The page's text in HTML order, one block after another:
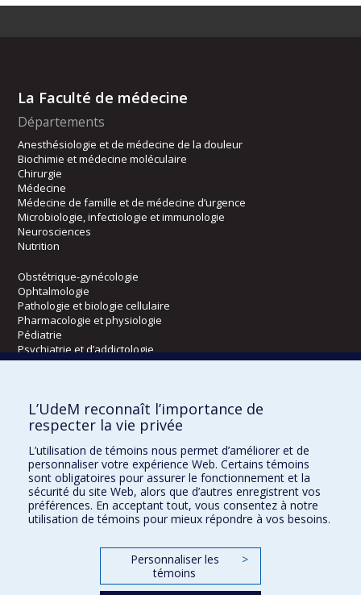
La Faculté de médecine
Départements
Anesthésiologie et de médecine de la douleur
Biochimie et médecine moléculaire
Chirurgie
Médecine
Médecine de famille et de médecine d’urgence
Microbiologie, infectiologie et immunologie
Neurosciences
Nutrition
Obstétrique-gynécologie
Ophtalmologie
Pathologie et biologie cellulaire
Pharmacologie et physiologie
Pédiatrie
Psychiatrie et d’addictologie
Radiologie, radio-oncologie et médecine nucléaire
Écoles
Orthophonie et audiologie
Réadaptation
Directions
L’UdeM reconnaît l’importance de
respecter la vie privée
L’utilisation de témoins nous permet d’améliorer et de
personnaliser votre expérience Web. Certains témoins
sont obligatoires pour assurer le fonctionnement et la
sécurité du site Web, alors que d’autres enregistrent vos
préférences. En acceptant tout, vous consentez à notre
utilisation de témoins pour mieux répondre à vos besoins.
Personnaliser les
témoins
>